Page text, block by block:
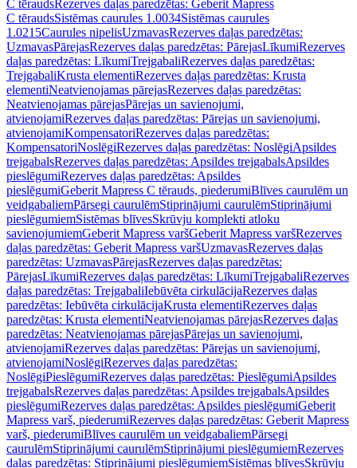
C tēraudsRezerves daļas paredzētas: Geberit Mapress
C tēraudsSistēmas caurules 1.0034Sistēmas caurules
1.0215Caurules nipelisUzmavasRezerves daļas paredzētas:
UzmavasPārejasRezerves daļas paredzētas: PārejasLīkumiRezerves
daļas paredzētas: LīkumiTrejgabaliRezerves daļas paredzētas:
TrejgabaliKrusta elementiRezerves daļas paredzētas: Krusta
elementiNeatvienojamas pārejasRezerves daļas paredzētas:
Neatvienojamas pārejasPārejas un savienojumi,
atvienojamiRezerves daļas paredzētas: Pārejas un savienojumi,
atvienojamiKompensatoriRezerves daļas paredzētas:
KompensatoriNoslēgiRezerves daļas paredzētas: NoslēgiApsildes
trejgabalsRezerves daļas paredzētas: Apsildes trejgabalsApsildes
pieslēgumiRezerves daļas paredzētas: Apsildes
pieslēgumiGeberit Mapress C tērauds, piederumiBlīves caurulēm un
veidgabaliemPārsegi caurulēmStiprinājumi caurulēmStiprinājumi
pieslēgumiemSistēmas blīvesSkrūvju komplekti atloku
savienojumiemGeberit Mapress varšGeberit Mapress varšRezerves
daļas paredzētas: Geberit Mapress varšUzmavasRezerves daļas
paredzētas: UzmavasPārejasRezerves daļas paredzētas:
PārejasLīkumiRezerves daļas paredzētas: LīkumiTrejgabaliRezerves
daļas paredzētas: TrejgabaliIebūvēta cirkulācijaRezerves daļas
paredzētas: Iebūvēta cirkulācijaKrusta elementiRezerves daļas
paredzētas: Krusta elementiNeatvienojamas pārejasRezerves daļas
paredzētas: Neatvienojamas pārejasPārejas un savienojumi,
atvienojamiRezerves daļas paredzētas: Pārejas un savienojumi,
atvienojamiNoslēgiRezerves daļas paredzētas:
NoslēgiPieslēgumiRezerves daļas paredzētas: PieslēgumiApsildes
trejgabalsRezerves daļas paredzētas: Apsildes trejgabalsApsildes
pieslēgumiRezerves daļas paredzētas: Apsildes pieslēgumiGeberit
Mapress varš, piederumiRezerves daļas paredzētas: Geberit Mapress
varš, piederumiBlīves caurulēm un veidgabaliemPārsegi
caurulēmStiprinājumi caurulēmStiprinājumi pieslēgumiemRezerves
daļas paredzētas: Stiprinājumi pieslēgumiemSistēmas blīvesSkrūvju